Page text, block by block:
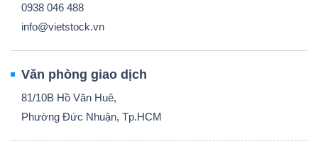
0938 046 488
info@vietstock.vn
Văn phòng giao dịch
81/10B Hồ Văn Huê,
Phường Đức Nhuận, Tp.HCM